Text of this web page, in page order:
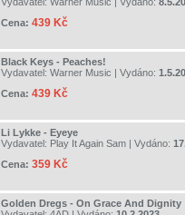
Cena: 439 Kč
Black Keys - Peaches!
Vydavatel: Warner Music | Vydáno:
Cena: 439 Kč
Li Lykke - Eyeye
Vydavatel: Play It Again Sam | Vydáno:
Cena: 359 Kč
Golden Dregs - On Grace And Dignity